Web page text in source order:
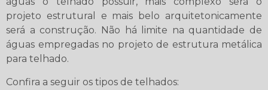
projeto estrutural e mais belo arquitetonicamente
será a construção. Não há limite na quantidade de
águas empregadas no projeto de estrutura metálica
para telhado.
Confira a seguir os tipos de telhados: